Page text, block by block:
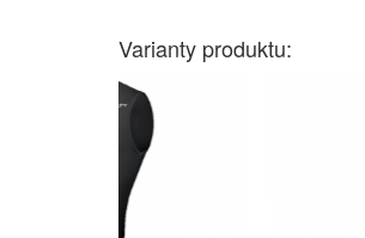
Varianty produktu: